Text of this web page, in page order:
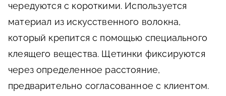
чередуются с короткими. Используется
материал из искусственного волокна,
который крепится с помощью специального
клеящего вещества. Щетинки фиксируются
через определенное расстояние,
предварительно согласованное с клиентом.